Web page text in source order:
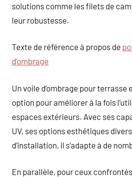
solutions comme les filets de
leur robustesse.
Texte de référence à propos de
d’ombrage
Un voile d’ombrage pour terrasse
option pour améliorer à la fois
espaces extérieurs. Avec ses
UV, ses options esthétiques
d’installation, il s’adapte à de
En parallèle, pour ceux